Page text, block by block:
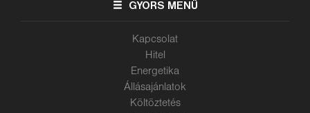
GYORS MENÜ
Kapcsolat
Hitel
Energetika
Állásajánlatok
Költöztetés